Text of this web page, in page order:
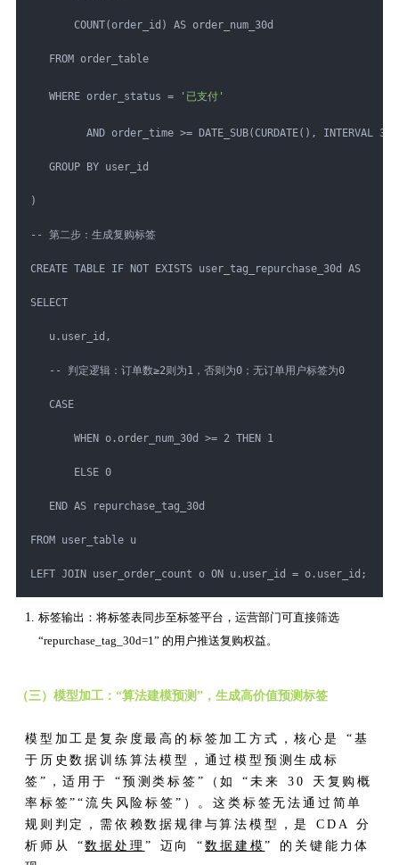
COUNT(order_id) AS order_num_30d
FROM order_table
WHERE order_status = '已支付'
AND order_time >= DATE_SUB(CURDATE(), INTERVAL 30
GROUP BY user_id
)
-- 第二步：生成复购标签
CREATE TABLE IF NOT EXISTS user_tag_repurchase_30d AS
SELECT
u.user_id,
-- 判定逻辑：订单数≥2则为1，否则为0；无订单用户标签为0
CASE
WHEN o.order_num_30d >= 2 THEN 1
ELSE 0
END AS repurchase_tag_30d
FROM user_table u
LEFT JOIN user_order_count o ON u.user_id = o.user_id;
标签输出：将标签表同步至标签平台，运营部门可直接筛选
“repurchase_tag_30d=1” 的用户推送复购权益。
（三）模型加工：“算法建模预测”，生成高价值预测标签
模型加工是复杂度最高的标签加工方式，核心是 “基
于历史数据训练算法模型，通过模型预测生成标
签”，适用于 “预测类标签”（如 “未来 30 天复购概
率标签”“流失风险标签”）。这类标签无法通过简单
规则判定，需依赖数据规律与算法模型，是 CDA 分
析师从 “数据处理 ” 迈向 “数据建模” 的关键能力体